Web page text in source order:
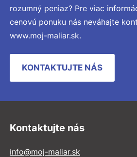
rozumný peniaz? Pre viac
cenovú ponuku nás neváhajte
www.moj-maliar.sk.
KONTAKTUJTE NÁS
Kontaktujte nás
info@moj-maliar.sk